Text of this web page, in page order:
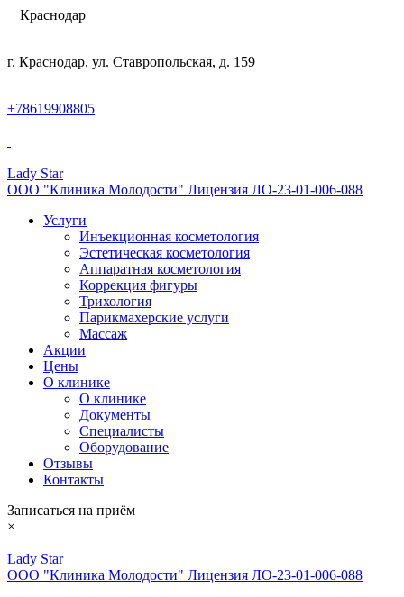
Краснодар
г. Краснодар, ул. Ставропольская, д. 159
+78619908805
Lady Star
ООО "Клиника Молодости" Лицензия ЛО-23-01-006-088
Услуги
Инъекционная косметология
Эстетическая косметология
Аппаратная косметология
Коррекция фигуры
Трихология
Парикмахерские услуги
Массаж
Акции
Цены
О клинике
О клинике
Документы
Специалисты
Оборудование
Отзывы
Контакты
Записаться на приём
×
Lady Star
ООО "Клиника Молодости" Лицензия ЛО-23-01-006-088